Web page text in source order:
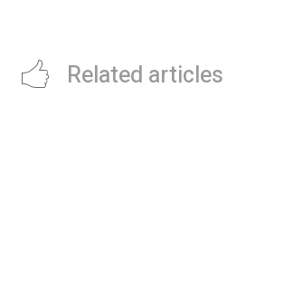
Related articles